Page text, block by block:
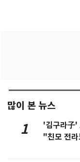
많이 본 뉴스
1
'김구라子'
"친모 전